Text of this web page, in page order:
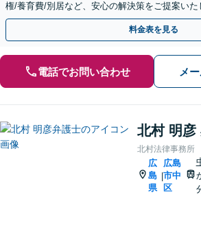
権/養育費/別居など、安心の解決策をご提案いた
料金表を見る
電話でお問い合わせ メ
北村 明彦
北村法律事務所
広
島
県
|
広島
市中
区